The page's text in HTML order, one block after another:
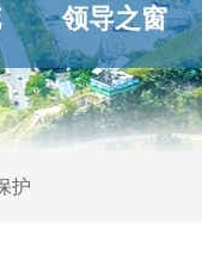
领导之窗
护